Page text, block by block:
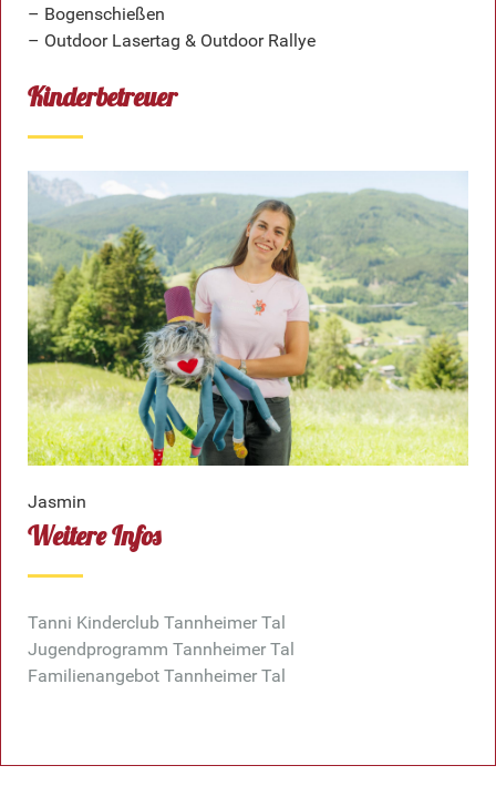
– Bogenschießen
– Outdoor Lasertag & Outdoor Rallye
Kinderbetreuer
Jasmin
Weitere Infos
Tanni Kinderclub Tannheimer Tal
Jugendprogramm Tannheimer Tal
Familienangebot Tannheimer Tal